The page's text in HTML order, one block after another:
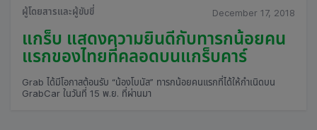
ผู้โดยสารและผู้ขับขี่ December 17, 2018
แกร็บ แสดงความยินดีกับทารกน้อยคน
แรกของไทยที่คลอดบนแกร็บคาร์
Grab ได้มีโอกาสต้อนรับ “น้องโบนัส” ทารกน้อยคนแรกที่ได้ให้กำเนิดบน
GrabCar ในวันที่ 15 พ.ย. ที่ผ่านมา